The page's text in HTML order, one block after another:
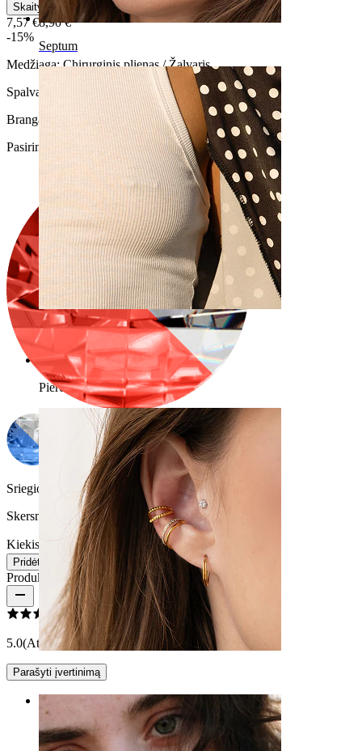
Septum
Spenelis
Apsipirkti pagal auskarus
Piercings
Ausis
Skaityti daugiau
7,57 €8,90 €
-15%
Medžiaga:Chirurginis plienas / Žalvaris
Spalva:
Brangakmenio spalva:
Pasirinkite Brangakmenio spalva
Sriegio storis:0,8 mm
Skersmuo:
8 mm
Kiekis 1
Keitimas
Pridėti į krepšelį
Produkto atsiliepimai
5.0(Atsiliepimų: 1)
Parašyti įvertinimą
Rating